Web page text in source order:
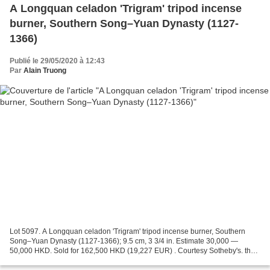
A Longquan celadon 'Trigram' tripod incense
burner, Southern Song–Yuan Dynasty (1127-
1366)
Publié le 29/05/2020 à 12:43
Par Alain Truong
Lot 5097. A Longquan celadon 'Trigram' tripod incense burner, Southern
Song–Yuan Dynasty (1127-1366); 9.5 cm, 3 3/4 in. Estimate 30,000 —
50,000 HKD. Sold for 162,500 HKD (19,227 EUR) . Courtesy Sotheby's. the